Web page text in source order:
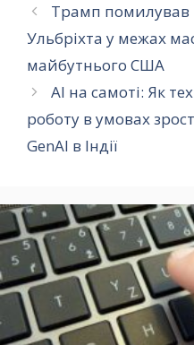
Трамп помилував
Ульбріхта у межах
майбутнього США
AI на самоті: Як
роботу в умовах
GenAI в Індії